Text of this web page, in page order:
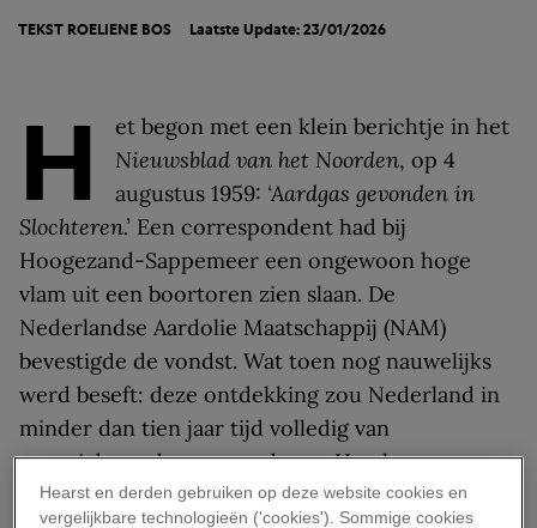
TEKST ROELIENE BOS Laatste Update: 23/01/2026
H
et begon met een klein berichtje in het
Nieuwsblad van het Noorden, op 4
augustus 1959: ‘Aardgas gevonden in
Slochteren.’ Een correspondent had bij
Hoogezand-Sappemeer een ongewoon hoge
vlam uit een boortoren zien slaan. De
Nederlandse Aardolie Maatschappij (NAM)
bevestigde de vondst. Wat toen nog nauwelijks
werd beseft: deze ontdekking zou Nederland in
minder dan tien jaar tijd volledig van
energiebron doen veranderen. Hoe kreeg men
dat voor elkaar?
Hearst en derden gebruiken op deze website cookies en
vergelijkbare technologieën ('cookies'). Sommige cookies